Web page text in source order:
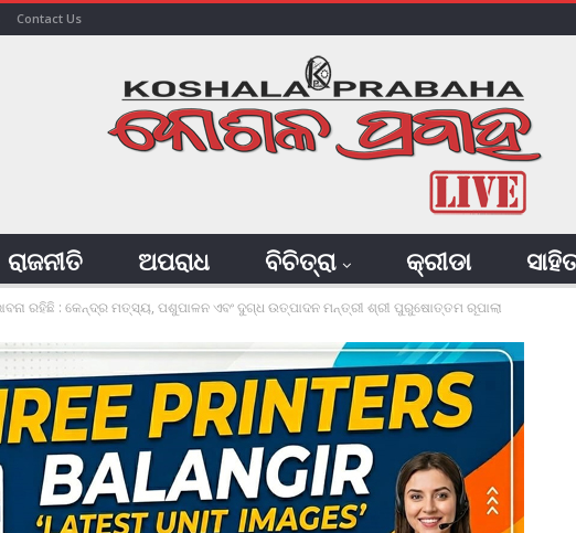
Contact Us
ରାଜନୀତି ଅପରାଧ ବିଚିତ୍ରା କ୍ରୀଡା
ରହିଛି : କେନ୍ଦ୍ର ମତ୍ସ୍ୟ, ପଶୁପାଳନ ଏବଂ ଦୁଗ୍ଧ ଉତ୍ପାଦନ ମନ୍ତ୍ରୀ ଶ୍ରୀ ପୁରୁଷୋତ୍ତମ ରୂପାଲା